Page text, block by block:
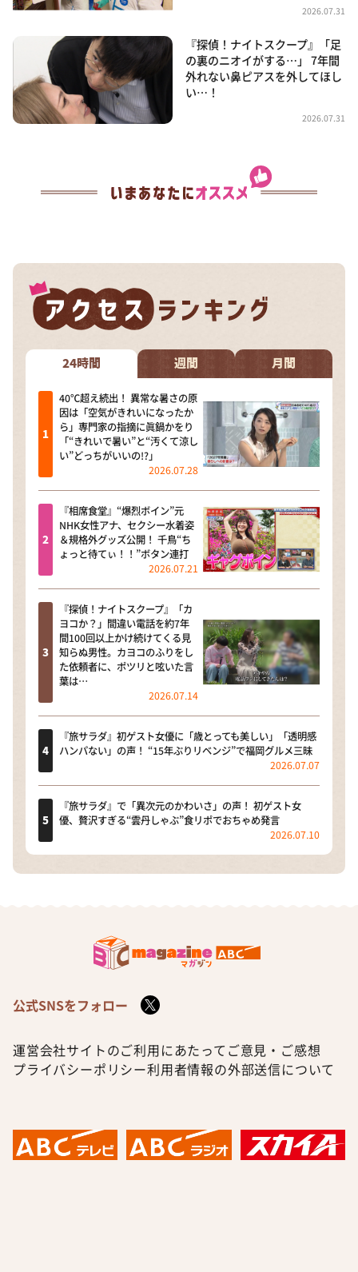
2026.07.31
『探偵！ナイトスクープ』「足
の裏のニオイがする…」 7年間
外れない鼻ピアスを外してほし
い…！
2026.07.31
24時間 週間 月間
40℃超え続出！ 異常な暑さの原
因は「空気がきれいになったか
ら」専門家の指摘に眞鍋かをり
「“きれいで暑い”と“汚くて涼し
い”どっちがいいの!?」
2026.07.28
『相席食堂』“爆烈ボイン”元
NHK女性アナ、セクシー水着姿
＆規格外グッズ公開！ 千鳥“ち
ょっと待てぃ！！”ボタン連打
2026.07.21
『探偵！ナイトスクープ』「カ
ヨコか？」間違い電話を約7年
間100回以上かけ続けてくる見
知らぬ男性。カヨコのふりをし
た依頼者に、ポツリと呟いた言
葉は…
2026.07.14
『旅サラダ』初ゲスト女優に「歳とっても美しい」「透明感
ハンパない」の声！ “15年ぶりリベンジ”で福岡グルメ三昧
2026.07.07
『旅サラダ』で「異次元のかわいさ」の声！ 初ゲスト女
優、贅沢すぎる“雲丹しゃぶ”食リポでおちゃめ発言
2026.07.10
公式SNSをフォロー
運営会社サイトのご利用にあたって ご意見・ご感想
プライバシーポリシー利用者情報の外部送信について